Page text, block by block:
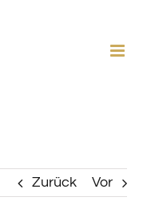
Zurück Vor